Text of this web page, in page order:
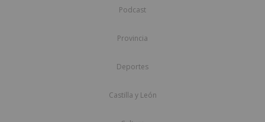
Podcast
Provincia
Deportes
Castilla y León